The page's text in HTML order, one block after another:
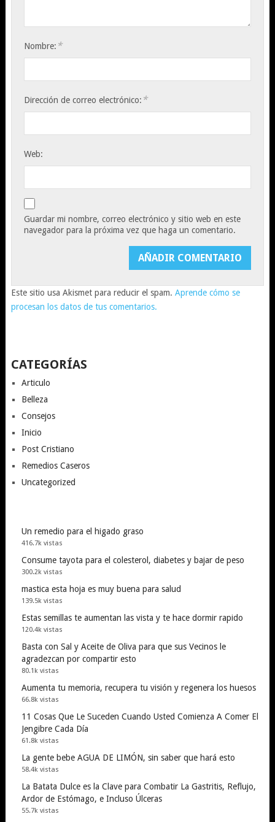
Nombre: *
Dirección de correo electrónico: *
Web:
Guardar mi nombre, correo electrónico y sitio web en este
navegador para la próxima vez que haga un comentario.
Este sitio usa Akismet para reducir el spam. Aprende cómo se
procesan los datos de tus comentarios.
CATEGORÍAS
Articulo
Belleza
Consejos
Inicio
Post Cristiano
Remedios Caseros
Uncategorized
Un remedio para el higado graso
416.7k vistas
Consume tayota para el colesterol, diabetes y bajar de peso
300.2k vistas
mastica esta hoja es muy buena para salud
139.5k vistas
Estas semillas te aumentan las vista y te hace dormir rapido
120.4k vistas
Basta con Sal y Aceite de Oliva para que sus Vecinos le
agradezcan por compartir esto
80.1k vistas
Aumenta tu memoria, recupera tu visión y regenera los huesos
66.8k vistas
11 Cosas Que Le Suceden Cuando Usted Comienza A Comer El
Jengibre Cada Día
61.8k vistas
La gente bebe AGUA DE LIMÓN, sin saber que hará esto
58.4k vistas
La Batata Dulce es la Clave para Combatir La Gastritis, Reflujo,
Ardor de Estómago, e Incluso Úlceras
55.7k vistas